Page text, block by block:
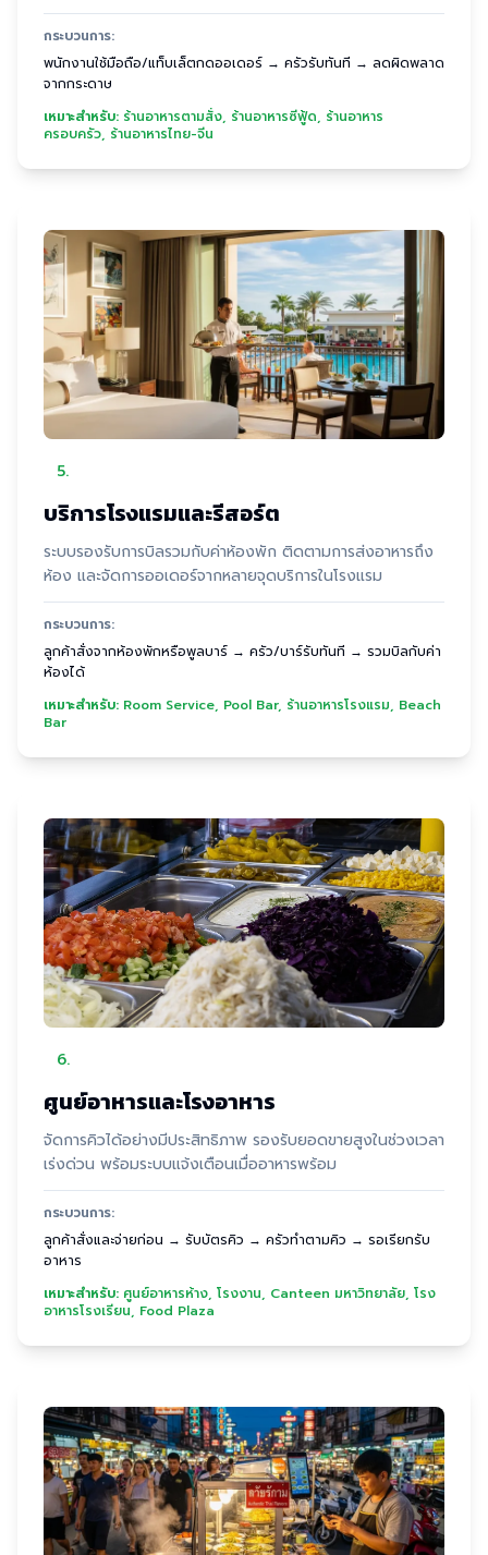
กระบวนการ:
พนักงานใช้มือถือ/แท็บเล็ตกดออเดอร์ → ครัวรับทันที → ลดผิดพลาด
จากกระดาษ
เหมาะสำหรับ: ร้านอาหารตามสั่ง, ร้านอาหารซีฟู้ด, ร้านอาหาร
ครอบครัว, ร้านอาหารไทย-จีน
5.
บริการโรงแรมและรีสอร์ต
ระบบรองรับการบิลรวมกับค่าห้องพัก ติดตามการส่งอาหารถึง
ห้อง และจัดการออเดอร์จากหลายจุดบริการในโรงแรม
กระบวนการ:
ลูกค้าสั่งจากห้องพักหรือพูลบาร์ → ครัว/บาร์รับทันที → รวมบิลกับค่า
ห้องได้
เหมาะสำหรับ: Room Service, Pool Bar, ร้านอาหารโรงแรม, Beach
Bar
6.
ศูนย์อาหารและโรงอาหาร
จัดการคิวได้อย่างมีประสิทธิภาพ รองรับยอดขายสูงในช่วงเวลา
เร่งด่วน พร้อมระบบแจ้งเตือนเมื่ออาหารพร้อม
กระบวนการ:
ลูกค้าสั่งและจ่ายก่อน → รับบัตรคิว → ครัวทำตามคิว → รอเรียกรับ
อาหาร
เหมาะสำหรับ: ศูนย์อาหารห้าง, โรงงาน, Canteen มหาวิทยาลัย, โรง
อาหารโรงเรียน, Food Plaza